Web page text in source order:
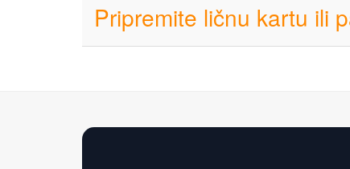
Pripremite ličnu kartu ili